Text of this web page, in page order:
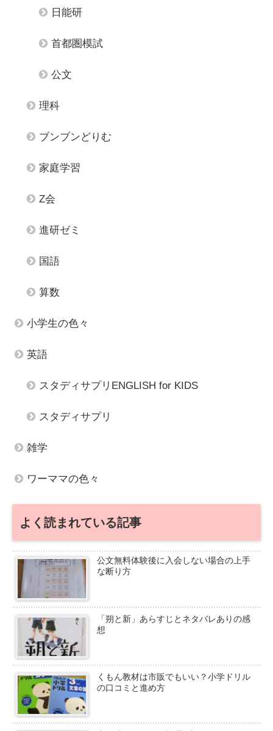
日能研
首都圏模試
公文
理科
ブンブンどりむ
家庭学習
Z会
進研ゼミ
国語
算数
小学生の色々
英語
スタディサプリENGLISH for KIDS
スタディサプリ
雑学
ワーママの色々
よく読まれている記事
公文無料体験後に入会しない場合の上手
な断り方
「朔と新」あらすじとネタバレありの感
想
くもん教材は市販でもいい？小学ドリル
の口コミと進め方